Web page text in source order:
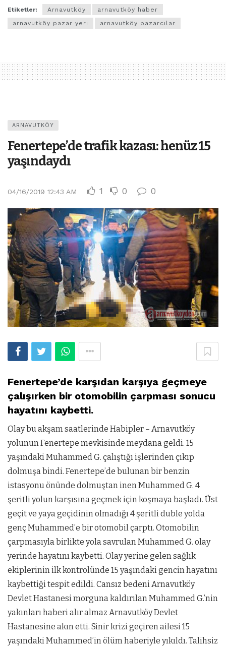
Etiketler: Arnavutköy
arnavutköy haber
arnavutköy pazar yeri
arnavutköy pazarcılar
ARNAVUTKÖY
Fenertepe’de trafik kazası: henüz 15
yaşındaydı
04/16/2019 12:43 AM 1 0 0
Fenertepe’de karşıdan karşıya geçmeye
çalışırken bir otomobilin çarpması sonucu
hayatını kaybetti.
Olay bu akşam saatlerinde Habipler – Arnavutköy
yolunun Fenertepe mevkisinde meydana geldi. 15
yaşındaki Muhammed G. çalıştığı işlerinden çıkıp
dolmuşa bindi. Fenertepe’de bulunan bir benzin
istasyonu önünde dolmuştan inen Muhammed G. 4
şeritli yolun karşısına geçmek için koşmaya başladı. Üst
geçit ve yaya geçidinin olmadığı 4 şeritli duble yolda
genç Muhammed’e bir otomobil çarptı. Otomobilin
çarpmasıyla birlikte yola savrulan Muhammed G. olay
yerinde hayatını kaybetti. Olay yerine gelen sağlık
ekiplerinin ilk kontrolünde 15 yaşındaki gencin hayatını
kaybettiği tespit edildi. Cansız bedeni Arnavutköy
Devlet Hastanesi morguna kaldırılan Muhammed G.’nin
yakınları haberi alır almaz Arnavutköy Devlet
Hastanesine akın etti. Sinir krizi geçiren ailesi 15
yaşındaki Muhammed’in ölüm haberiyle yıkıldı. Talihsiz